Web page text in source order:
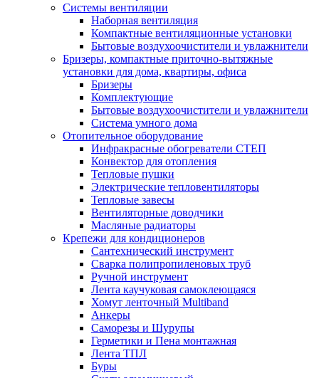
Системы вентиляции
Наборная вентиляция
Компактные вентиляционные установки
Бытовые воздухоочистители и увлажнители
Бризеры, компактные приточно-вытяжные
установки для дома, квартиры, офиса
Бризеры
Комплектующие
Бытовые воздухоочистители и увлажнители
Система умного дома
Отопительное оборудование
Инфракрасные обогреватели СТЕП
Конвектор для отопления
Тепловые пушки
Электрические тепловентиляторы
Тепловые завесы
Вентиляторные доводчики
Масляные радиаторы
Крепежи для кондиционеров
Сантехнический инструмент
Сварка полипропиленовых труб
Ручной инструмент
Лента каучуковая самоклеющаяся
Хомут ленточный Multiband
Анкеры
Саморезы и Шурупы
Герметики и Пена монтажная
Лента ТПЛ
Буры